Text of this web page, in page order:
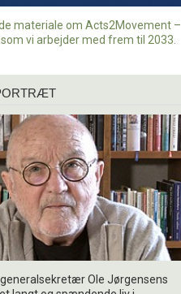
materiale om Acts2Movement –
vi arbejder med frem til 2033.
generalsekretær Ole Jørgensens